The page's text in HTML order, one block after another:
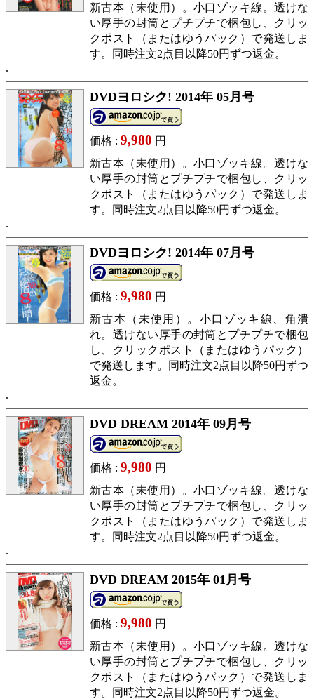
新古本（未使用）。小口ゾッキ線。透けな
い厚手の封筒とプチプチで梱包し、クリッ
クポスト（またはゆうパック）で発送しま
す。同時注文2点目以降50円ずつ返金。
DVDヨロシク! 2014年 05月号
価格 : 9,980 円
新古本（未使用）。小口ゾッキ線。透けな
い厚手の封筒とプチプチで梱包し、クリッ
クポスト（またはゆうパック）で発送しま
す。同時注文2点目以降50円ずつ返金。
DVDヨロシク! 2014年 07月号
価格 : 9,980 円
新古本（未使用）。小口ゾッキ線、角潰
れ。透けない厚手の封筒とプチプチで梱包
し、クリックポスト（またはゆうパック）
で発送します。同時注文2点目以降50円ずつ
返金。
DVD DREAM 2014年 09月号
価格 : 9,980 円
新古本（未使用）。小口ゾッキ線。透けな
い厚手の封筒とプチプチで梱包し、クリッ
クポスト（またはゆうパック）で発送しま
す。同時注文2点目以降50円ずつ返金。
DVD DREAM 2015年 01月号
価格 : 9,980 円
新古本（未使用）。小口ゾッキ線。透けな
い厚手の封筒とプチプチで梱包し、クリッ
クポスト（またはゆうパック）で発送しま
す。同時注文2点目以降50円ずつ返金。